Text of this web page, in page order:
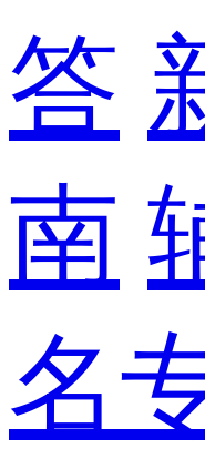
答
南
名